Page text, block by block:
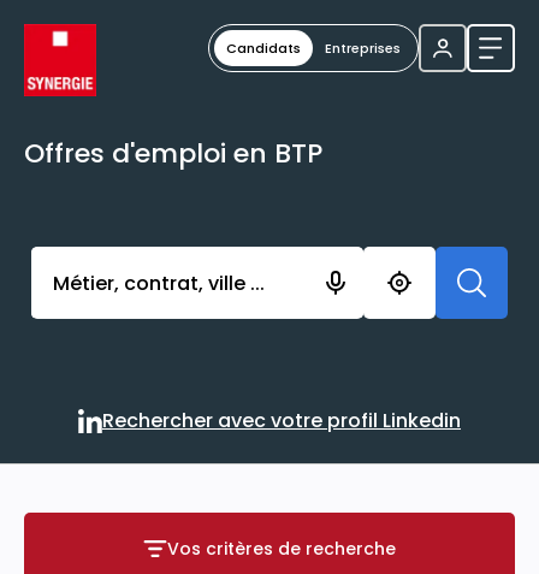
Candidats Entreprises
Offres d'emploi en BTP
Activer l’élément pour lancer l’enregistrement.
Rechercher avec votre
Rechercher avec votre profil Linkedin
Vos critères de recherche
Vos critères de recherche